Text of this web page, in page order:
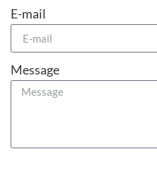
E-mail
Message